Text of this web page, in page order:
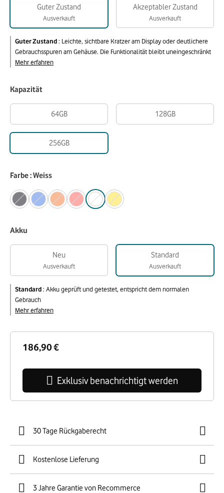
186,90 €
Exklusiv benachrichtigt werden
Guter Zustand
Ausverkauft
Akzeptabler Zustand
Ausverkauft
Guter Zustand: Leichte, sichtbare Kratzer am Display oder deutlichere
Gebrauchsspuren am Gehäuse. Die Funktionalität bleibt uneingeschränkt
Mehr erfahren
Kapazität
64GB 128GB
256GB
Farbe : Weiss
Akku
Neu
Ausverkauft
Standard
Ausverkauft
Standard: Akku geprüft und getestet, entspricht dem normalen
Gebrauch
Mehr erfahren
30 Tage Rückgaberecht
Kostenlose Lieferung
3 Jahre Garantie von Recommerce